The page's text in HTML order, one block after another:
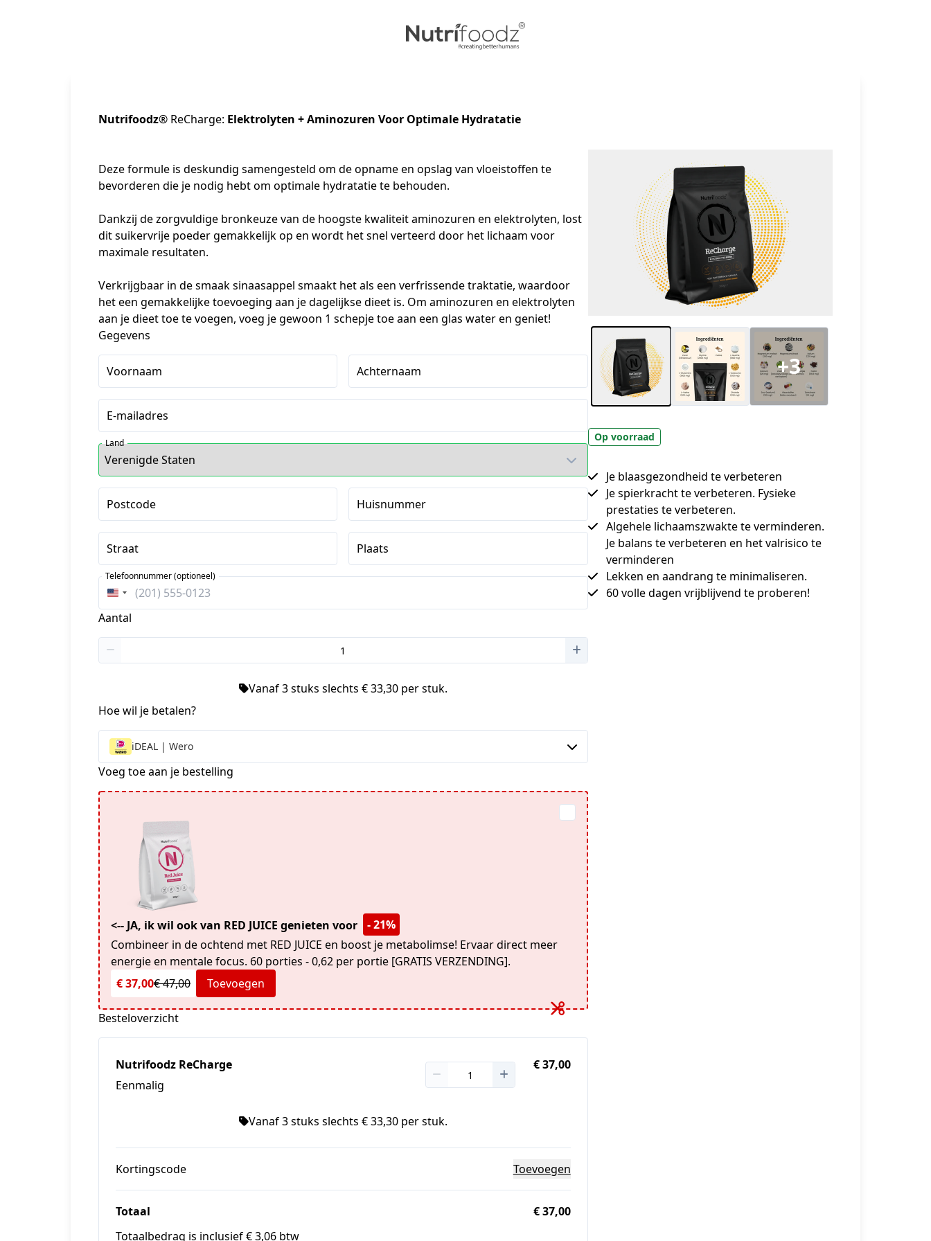
+3
Op voorraad
Je blaasgezondheid te verbeteren
Je spierkracht te verbeteren. Fysieke
prestaties te verbeteren.
Algehele lichaamszwakte te verminderen.
Je balans te verbeteren en het valrisico te
verminderen
Lekken en aandrang te minimaliseren.
60 volle dagen vrijblijvend te proberen!
Nutrifoodz® ReCharge: Elektrolyten + Aminozuren Voor Optimale Hydratatie
Deze formule is deskundig samengesteld om de opname en opslag van vloeistoffen te
bevorderen die je nodig hebt om optimale hydratatie te behouden.
Dankzij de zorgvuldige bronkeuze van de hoogste kwaliteit aminozuren en elektrolyten, lost
dit suikervrije poeder gemakkelijk op en wordt het snel verteerd door het lichaam voor
maximale resultaten.
Verkrijgbaar in de smaak sinaasappel smaakt het als een verfrissende traktatie, waardoor
het een gemakkelijke toevoeging aan je dagelijkse dieet is. Om aminozuren en elektrolyten
aan je dieet toe te voegen, voeg je gewoon 1 schepje toe aan een glas water en geniet!
Gegevens
Voornaam Achternaam
E-mailadres
Land
Postcode Huisnummer
Straat Plaats
Verenigde
Staten
Telefoonnummer (optioneel)
Aantal
Vanaf 3 stuks slechts € 33,30 per stuk.
Hoe wil je betalen?
iDEAL | Wero
Voeg toe aan je bestelling
<-- JA, ik wil ook van RED JUICE genieten voor
- 21%
Combineer in de ochtend met RED JUICE en boost je metabolimse! Ervaar direct meer
energie en mentale focus. 60 porties - 0,62 per portie [GRATIS VERZENDING].
€ 37,00€ 47,00 Toevoegen
Besteloverzicht
Nutrifoodz ReCharge
Eenmalig
€ 37,00
Vanaf 3 stuks slechts € 33,30 per stuk.
Kortingscode Toevoegen
Totaal
€ 37,00
Totaalbedrag is inclusief € 3,06 btw